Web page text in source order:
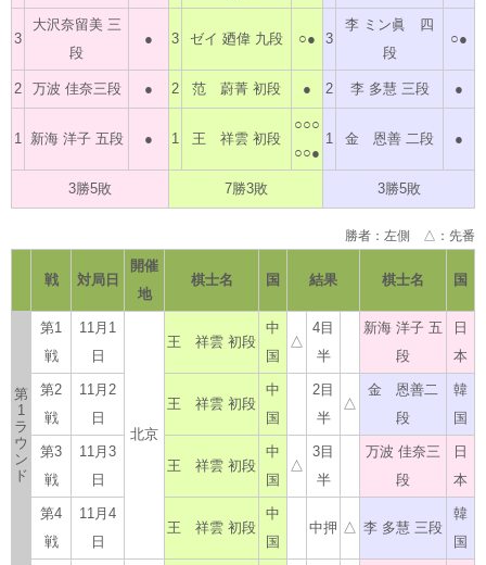
3
大沢奈留美 三
段
● 3 ゼイ 廼偉 九段 ○● 3
李 ミン眞 四
段
○●
2 万波 佳奈三段 ● 2 范 蔚菁 初段 ● 2 李 多慧 三段 ●
1 新海 洋子 五段 ● 1 王 祥雲 初段
○○○
○○●
1 金 恩善 二段 ●
3勝5敗 7勝3敗 3勝5敗
勝者：左側 △：先番
戦 対局日
開催
地
棋士名 国 結果 棋士名 国
第
1
ラ
ウ
ン
ド
第1
戦
11月1
日
北京
王 祥雲 初段
中
国
△
4目
半
新海 洋子 五
段
日
本
第2
戦
11月2
日
王 祥雲 初段
中
国
2目
半
△
金 恩善二
段
韓
国
第3
戦
11月3
日
王 祥雲 初段
中
国
△
3目
半
万波 佳奈三
段
日
本
第4
戦
11月4
日
王 祥雲 初段
中
国
中押 △ 李 多慧 三段
韓
国